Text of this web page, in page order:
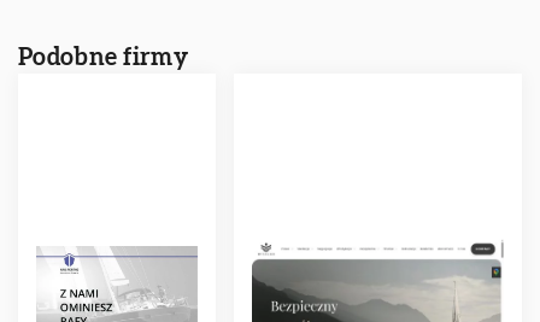
Podobne firmy